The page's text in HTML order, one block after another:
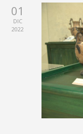
01
DIC
2022